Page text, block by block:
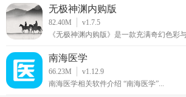
无极神渊内购版
82.40M
v1.7.5
《无极神渊内购版》是一款充满奇幻色彩
南海医学
66.23M
v1.12.9
南海医学相关软件介绍 “南海医学”...